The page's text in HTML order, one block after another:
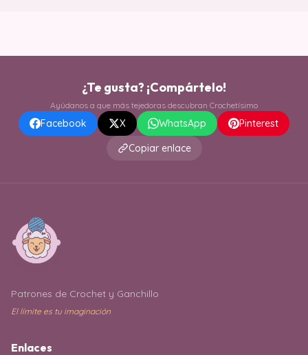
¿Te gusta? ¡Compártelo!
Ayúdanos a que más tejedoras descubran Crochetísimo
Facebook X WhatsApp
Pinterest
Copiar enlace
Patrones de Crochet y Ganchillo
El límite es tu imaginación
Enlaces